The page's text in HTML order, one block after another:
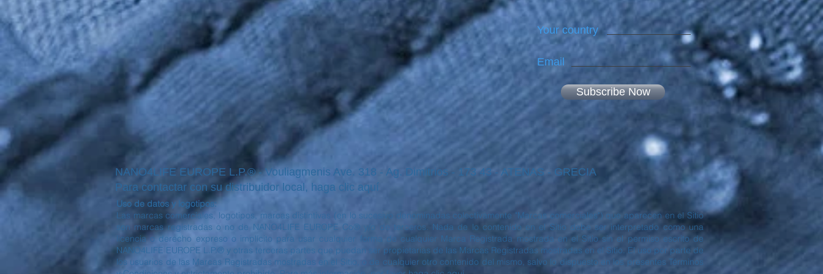
Your country
Email
Subscribe Now
NANO4LIFE EUROPE L.P.® - Vouliagmenis Ave. 318 - Ag. Dimitrios - 173 43 - ATENAS - GRECIA
Para contactar con su distribuidor local, haga clic aquí
Uso de datos y logotipos:
Las marcas comerciales, logotipos, marcas distintivas (en lo sucesivo denominadas colectivamente "Marcas comerciales") que aparecen en el Sitio
son marcas registradas o no de NANO4LIFE EUROPE Co® y/o de terceros. Nada de lo contenido en el Sitio debe ser interpretado como una
licencia o derecho expreso o implícito para usar cualquier forma de cualquier Marca Registrada mostrada en el Sitio sin el permiso escrito de
NANO4LIFE EUROPE L.P.® y otras terceras partes que puedan ser propietarias de las Marcas Registradas mostradas en el Sitio. El uso por parte de
los usuarios de las Marcas Registradas mostradas en el Sitio, o de cualquier otro contenido del mismo, salvo lo dispuesto en los presentes Términos